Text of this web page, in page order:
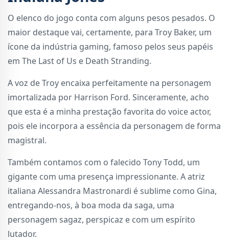
O elenco do jogo conta com alguns pesos pesados. O
maior destaque vai, certamente, para Troy Baker, um
ícone da indústria gaming, famoso pelos seus papéis
em The Last of Us e Death Stranding.
A voz de Troy encaixa perfeitamente na personagem
imortalizada por Harrison Ford. Sinceramente, acho
que esta é a minha prestação favorita do voice actor,
pois ele incorpora a essência da personagem de forma
magistral.
Também contamos com o falecido Tony Todd, um
gigante com uma presença impressionante. A atriz
italiana Alessandra Mastronardi é sublime como Gina,
entregando-nos, à boa moda da saga, uma
personagem sagaz, perspicaz e com um espírito
lutador.